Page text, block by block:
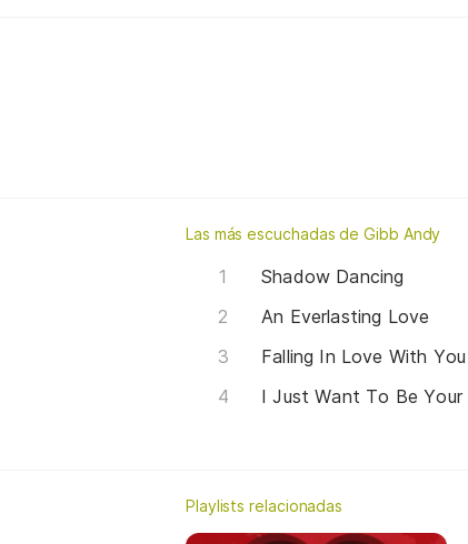
Las más escuchadas de Gibb Andy
Shadow Dancing
An Everlasting Love
Falling In Love With You
I Just Want To Be Your
Playlists relacionadas